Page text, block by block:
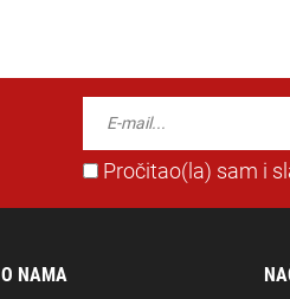
Pročitao(la) sam i
O NAMA